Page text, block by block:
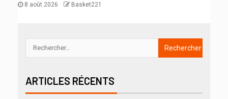
8 août 2026 Basket221
ARTICLES RÉCENTS